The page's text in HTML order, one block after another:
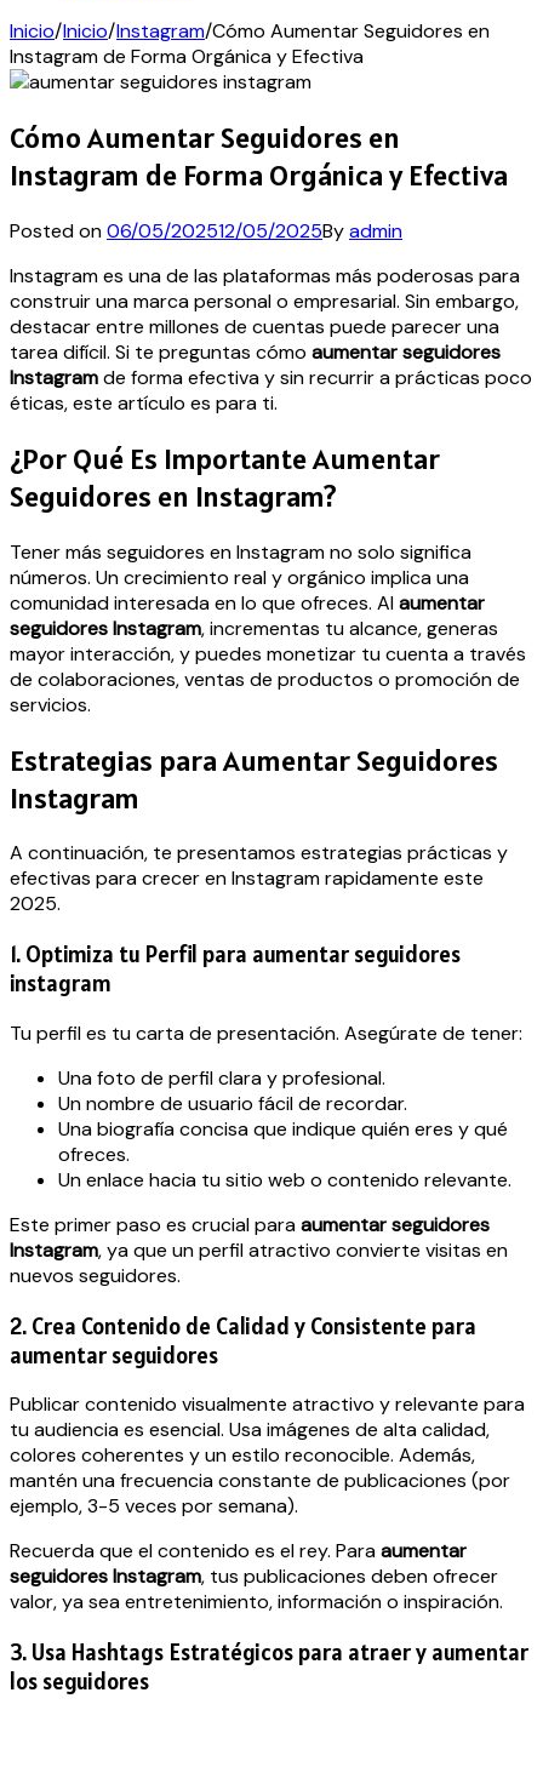
Inicio/Inicio/Instagram/Cómo Aumentar Seguidores en
Instagram de Forma Orgánica y Efectiva
Cómo Aumentar Seguidores en
Instagram de Forma Orgánica y Efectiva
Posted on06/05/202512/05/2025Byadmin
Instagram es una de las plataformas más poderosas para
construir una marca personal o empresarial. Sin embargo,
destacar entre millones de cuentas puede parecer una
tarea difícil. Si te preguntas cómo aumentar seguidores
Instagramde forma efectiva y sin recurrir a prácticas poco
éticas, este artículo es para ti.
¿Por Qué Es Importante Aumentar
Seguidores en Instagram?
Tener más seguidores en Instagram no solo significa
números. Un crecimiento real y orgánico implica una
comunidad interesada en lo que ofreces. Alaumentar
seguidores Instagram, incrementas tu alcance, generas
mayor interacción, y puedes monetizar tu cuenta a través
de colaboraciones, ventas de productos o promoción de
servicios.
Estrategias para Aumentar Seguidores
Instagram
A continuación, te presentamos estrategias prácticas y
efectivas para crecer en Instagram rapidamente este
2025.
1. Optimiza tu Perfil para aumentar seguidores
instagram
Tu perfil es tu carta de presentación. Asegúrate de tener:
Una foto de perfil clara y profesional.
Un nombre de usuario fácil de recordar.
Una biografía concisa que indique quién eres y qué
ofreces.
Un enlace hacia tu sitio web o contenido relevante.
Este primer paso es crucial paraaumentar seguidores
Instagram, ya que un perfil atractivo convierte visitas en
nuevos seguidores.
2. Crea Contenido de Calidad y Consistente para
aumentar seguidores
Publicar contenido visualmente atractivo y relevante para
tu audiencia es esencial. Usa imágenes de alta calidad,
colores coherentes y un estilo reconocible. Además,
mantén una frecuencia constante de publicaciones (por
ejemplo, 3-5 veces por semana).
Recuerda que el contenido es el rey. Paraaumentar
seguidores Instagram, tus publicaciones deben ofrecer
valor, ya sea entretenimiento, información o inspiración.
3. Usa Hashtags Estratégicos para atraer y aumentar
los seguidores